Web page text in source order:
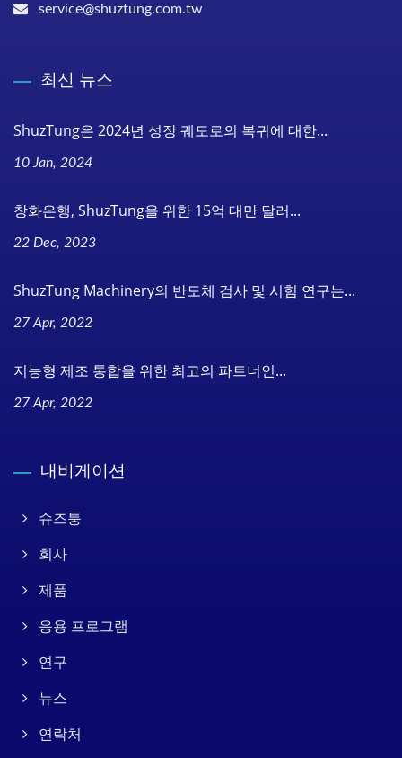
service@shuztung.com.tw
최신 뉴스
ShuzTung은 2024년 성장 궤도로의 복귀에 대한...
10 Jan, 2024
창화은행, ShuzTung을 위한 15억 대만 달러...
22 Dec, 2023
ShuzTung Machinery의 반도체 검사 및 시험 연구는...
27 Apr, 2022
지능형 제조 통합을 위한 최고의 파트너인...
27 Apr, 2022
내비게이션
슈즈퉁
회사
제품
응용 프로그램
연구
뉴스
연락처